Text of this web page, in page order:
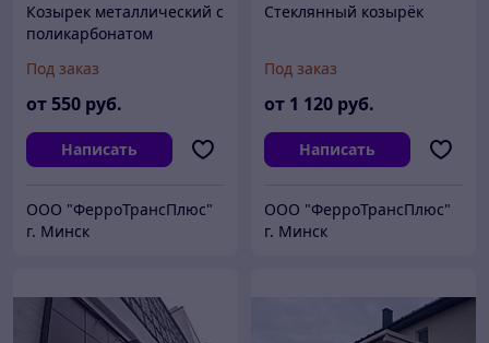
Козырек металлический с
поликарбонатом
Под заказ
от 550 руб.
Написать
ООО "ФерроТрансПлюс"
г. Минск
Стеклянный козырёк
Под заказ
от 1 120 руб.
Написать
ООО "ФерроТрансПлюс"
г. Минск